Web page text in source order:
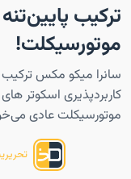
ترکیب پایین‌تنه
موتورسیکلت!
سانرا میکو مکس ترکیب
کاربردپذیری اسکوتر
موتورسیکلت عادی